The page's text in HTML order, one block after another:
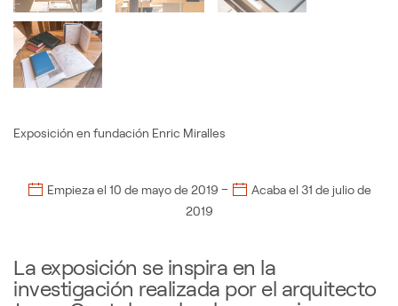
Exposición en fundación Enric Miralles
Empieza el 10 de mayo de 2019 – Acaba el 31 de julio de
2019
La exposición se inspira en la
investigación realizada por el arquitecto